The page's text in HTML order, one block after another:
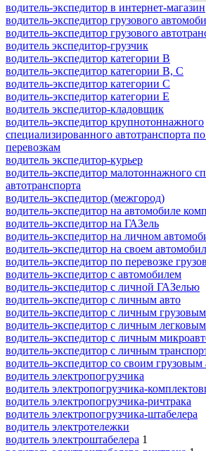
водитель-экспедитор в интернет-магазин
водитель-экспедитор грузового
водитель-экспедитор грузового
водитель экспедитор-грузчик
водитель-экспедитор категории B
водитель-экспедитор категории B, C
водитель-экспедитор категории C
водитель-экспедитор категории Е
водитель экспедитор-кладовщик
водитель-экспедитор крупнотоннажного
специализированного автотранспорта
перевозкам
водитель экспедитор-курьер
водитель-экспедитор малотоннажного
автотранспорта
водитель-экспедитор (межгород)
водитель-экспедитор на автомобиле
водитель-экспедитор на ГАЗель
водитель-экспедитор на личном
водитель-экспедитор на своем
водитель-экспедитор по перевозке грузов
водитель-экспедитор с автомобилем
водитель-экспедитор с личной ГАЗелью
водитель-экспедитор с личным авто
водитель-экспедитор с личным
водитель-экспедитор с личным
водитель-экспедитор с личным
водитель-экспедитор с личным
водитель-экспедитор со своим
водитель электропогрузчика
водитель электропогрузчика-
водитель электропогрузчика-ричтрака
водитель электропогрузчика-штабелера
водитель электротележки
водитель электроштабелера 1